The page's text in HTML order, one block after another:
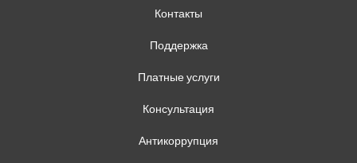
Контакты
Поддержка
Платные услуги
Консультация
Антикоррупция